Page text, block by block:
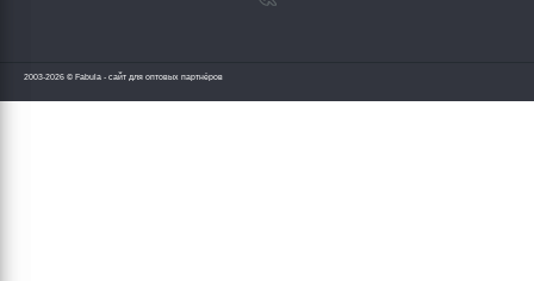
2003-2026 © Fabula - сайт для оптовых партнёров